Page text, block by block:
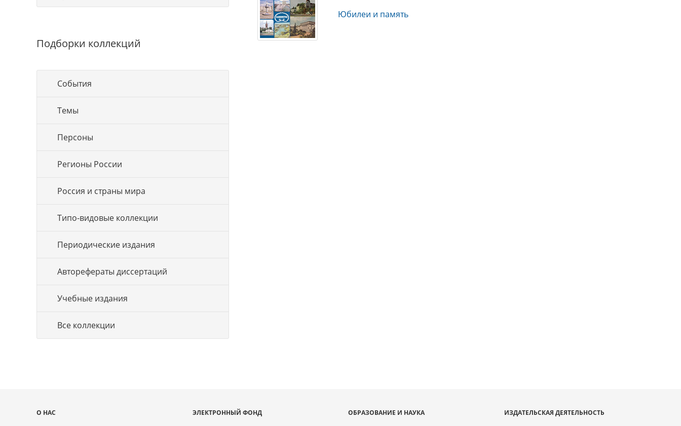
Подборки коллекций
События
Темы
Персоны
Регионы России
Россия и страны мира
Типо-видовые коллекции
Периодические издания
Авторефераты диссертаций
Учебные издания
Все коллекции
Юбилеи и память
Карта
О НАС
ЭЛЕКТРОННЫЙ ФОНД
ОБРАЗОВАНИЕ И НАУКА
ИЗДАТЕЛЬСКАЯ ДЕЯТЕЛЬНОСТЬ